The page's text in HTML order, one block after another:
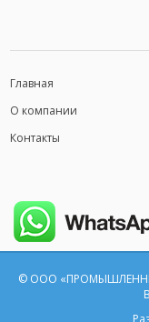
Главная
О компании
Контакты
© ООО